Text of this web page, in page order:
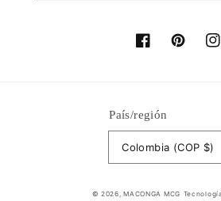
FacebookPinterest
País/región
Colombia (COP $)
© 2026,MACONGA MCG